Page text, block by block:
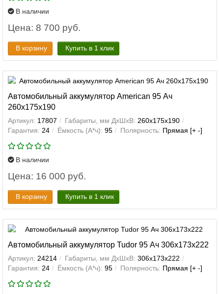
В наличии
Цена: 8 700 руб.
В корзину Купить в 1 клик
Автомобильный аккумулятор American 95 Ач
260x175x190
Артикул: 17807 Габариты, мм ДхШхВ: 260x175x190
Гарантия: 24 Ёмкость (А*ч): 95 Полярность: Прямая [+ -]
В наличии
Цена: 16 000 руб.
В корзину Купить в 1 клик
Автомобильный аккумулятор Tudor 95 Ач 306x173x222
Артикул: 24214 Габариты, мм ДхШхВ: 306x173x222
Гарантия: 24 Ёмкость (А*ч): 95 Полярность: Прямая [+ -]